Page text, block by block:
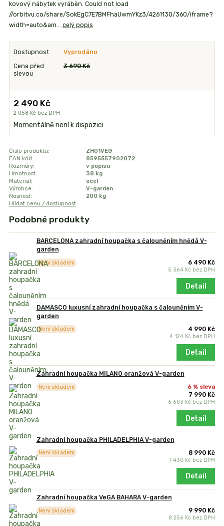
kovový nábytek vyráběn. Could not load
//orbitvu.co/share/SokEgC7E7BMFhaUwmYKz3/4261130/360/iframe?
width=auto&am... celý popis
Dostupnost Vyprodáno
Cena před
slevou
3 690 Kč
2 490 Kč
2 058 Kč bez DPH
Momentálně není k dispozici
Číslo produktu:
ZH01VEG
EAN kód:
8595557902072
Rozměry:
v popisu
Hmotnost:
38 kg
Materiál:
ocel
Výrobce:
V-garden
Nosnost:
200 kg
Hlídat cenu / dostupnost
Podobné produkty
BARCELONA zahradní houpačka s čalouněním hnědá V-
garden
6 490 Kč
5 364 Kč bez DPH
Není skladem
Detail
DAMASCO luxusní zahradní houpačka s čalouněním V-
garden
4 990 Kč
4 124 Kč bez DPH
Není skladem
Detail
Zahradní houpačka MILANO oranžová V-garden
6 % sleva
7 990 Kč
6 603 Kč bez DPH
Není skladem
Detail
Zahradní houpačka PHILADELPHIA V-garden
8 990 Kč
7 430 Kč bez DPH
Není skladem
Detail
Zahradní houpačka VeGA BAHARA V-garden
9 990 Kč
8 256 Kč bez DPH
Není skladem